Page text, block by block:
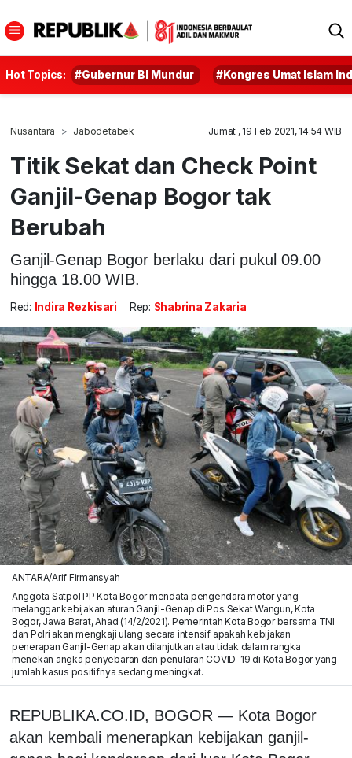
Hot Topics: #Gubernur BI Mundur #Kongres Umat Islam
Nusantara Jabodetabek Jumat , 19 Feb 2021, 14:54 WIB
Titik Sekat dan Check Point
Ganjil-Genap Bogor tak
Berubah
Ganjil-Genap Bogor berlaku dari pukul 09.00
hingga 18.00 WIB.
Red: Indira Rezkisari Rep: Shabrina Zakaria
ANTARA/Arif Firmansyah
Anggota Satpol PP Kota Bogor mendata pengendara motor yang
melanggar kebijakan aturan Ganjil-Genap di Pos Sekat Wangun, Kota
Bogor, Jawa Barat, Ahad (14/2/2021). Pemerintah Kota Bogor bersama TNI
dan Polri akan mengkaji ulang secara intensif apakah kebijakan
penerapan Ganjil-Genap akan dilanjutkan atau tidak dalam rangka
menekan angka penyebaran dan penularan COVID-19 di Kota Bogor yang
jumlah kasus positifnya sedang meningkat.
REPUBLIKA.CO.ID, BOGOR — Kota Bogor
akan kembali menerapkan kebijakan ganjil-